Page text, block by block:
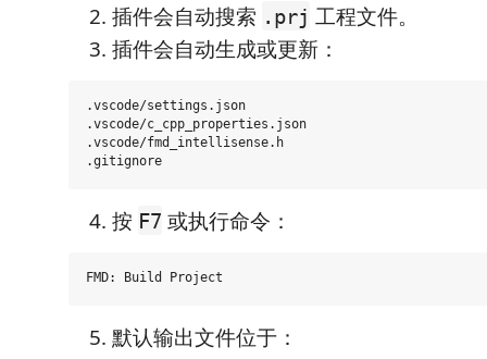
插件会自动搜索 .prj 工程文件。
插件会自动生成或更新：
.vscode/settings.json
.vscode/c_cpp_properties.json
.vscode/fmd_intellisense.h
按 F7 或执行命令：
默认输出文件位于：